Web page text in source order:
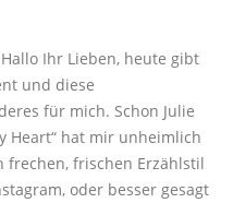
Ihr Lieben, heute gibt
und diese
für mich. Schon Julie
Heart“ hat mir unheimlich
frischen Erzählstil
oder besser gesagt